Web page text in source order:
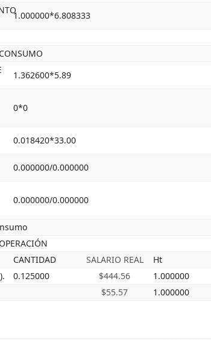
1.000000*6.808333
1.362600*5.89
0*0
0.018420*33.00
0.000000/0.000000
0.000000/0.000000
CANTIDAD SALARIO REAL Ht
0.125000 $444.56 1.000000
$55.57 1.000000